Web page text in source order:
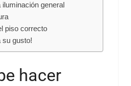
iluminación general
piso correcto
su gusto!
hacer